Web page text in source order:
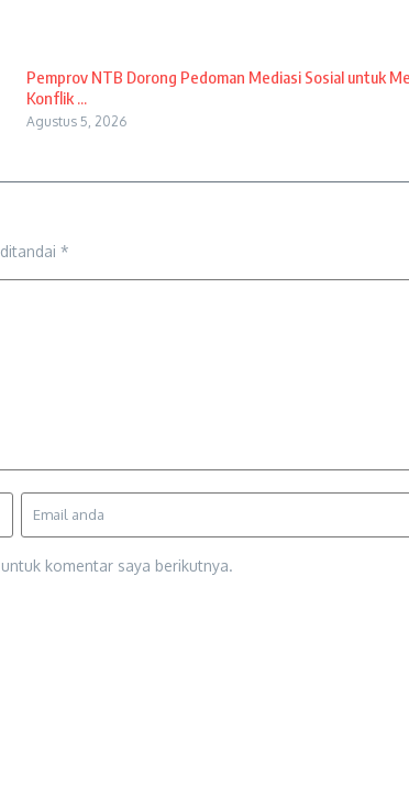
Pemprov NTB Dorong Pedoman Mediasi Sosial untuk
Konflik ...
Agustus 5, 2026
*
komentar saya berikutnya.